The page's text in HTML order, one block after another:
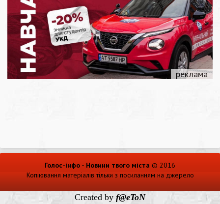
Голос-інфо - Новини твого міста © 2016
Копіювання матеріалів тільки з посиланням на джерело
Created by f@eToN